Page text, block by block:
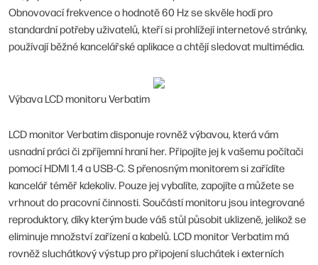
Obnovovací frekvence o hodnotě 60 Hz se skvěle hodí pro
standardní potřeby uživatelů, kteří si prohlížejí internetové stránky,
používají běžné kancelářské aplikace a chtějí sledovat multimédia.
Výbava LCD monitoru Verbatim
LCD monitor Verbatim disponuje rovněž výbavou, která vám
usnadní práci či zpříjemní hraní her. Připojíte jej k vašemu počítači
pomocí HDMI 1.4 a USB-C. S přenosným monitorem si zařídíte
kancelář téměř kdekoliv. Pouze jej vybalíte, zapojíte a můžete se
vrhnout do pracovní činnosti. Součástí monitoru jsou integrované
reproduktory, díky kterým bude váš stůl působit uklizeně, jelikož se
eliminuje množství zařízení a kabelů. LCD monitor Verbatim má
rovněž sluchátkový výstup pro připojení sluchátek i externích